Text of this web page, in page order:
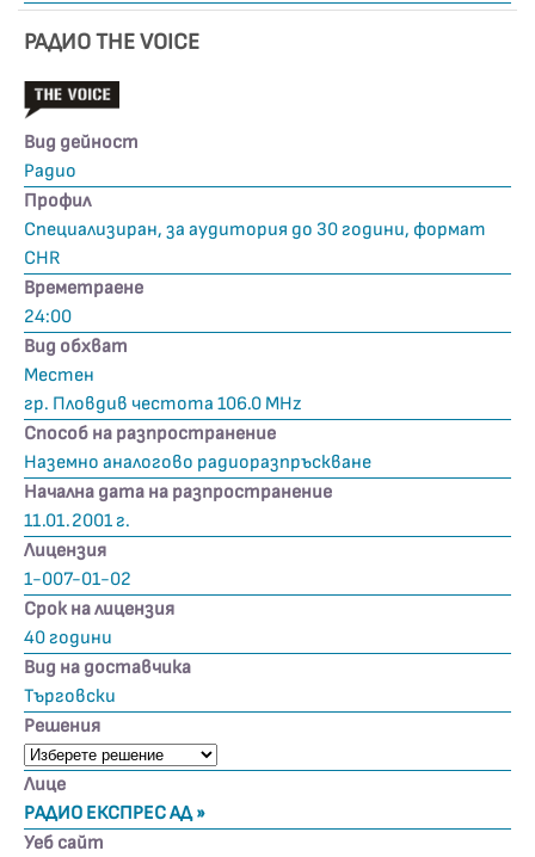
РАДИО THE VOICE
Вид дейност
Радио
Профил
Специализиран, за аудитория до 30 години, формат
CHR
Времетраене
24:00
Вид обхват
Местен
гр. Пловдив честота 106.0 MHz
Способ на разпространение
Наземно аналогово радиоразпръскване
Начална дата на разпространение
11.01.2001 г.
Лицензия
1-007-01-02
Срок на лицензия
40 години
Вид на доставчика
Търговски
Решения
Лице
РАДИО ЕКСПРЕС АД »
Уеб сайт